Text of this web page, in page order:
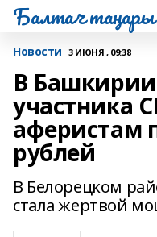
Балтач таңнары
Новости 3 ИЮНЯ , 09:38
В
участника
аферистам
рублей
В Белорецком
стала жертвой